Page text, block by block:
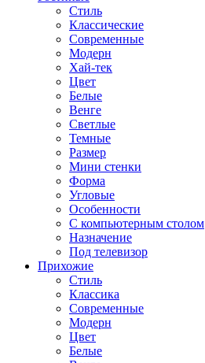
Стиль
Классические
Современные
Модерн
Хай-тек
Цвет
Белые
Венге
Светлые
Темные
Размер
Мини стенки
Форма
Угловые
Особенности
С компьютерным столом
Назначение
Под телевизор
Прихожие
Стиль
Классика
Современные
Модерн
Цвет
Белые